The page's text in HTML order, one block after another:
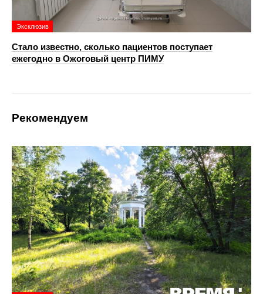
Эксклюзив
Стало известно, сколько пациентов поступает
ежегодно в Ожоговый центр ПИМУ
Рекомендуем